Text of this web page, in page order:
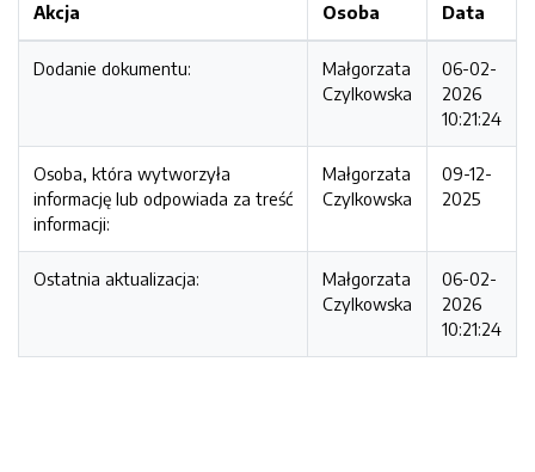
Akcja Osoba Data
Dodanie dokumentu:
Małgorzata
Czylkowska
06-02-
2026
10:21:24
Osoba, która wytworzyła
informację lub odpowiada za treść
informacji:
Małgorzata
Czylkowska
09-12-
2025
Ostatnia aktualizacja:
Małgorzata
Czylkowska
06-02-
2026
10:21:24